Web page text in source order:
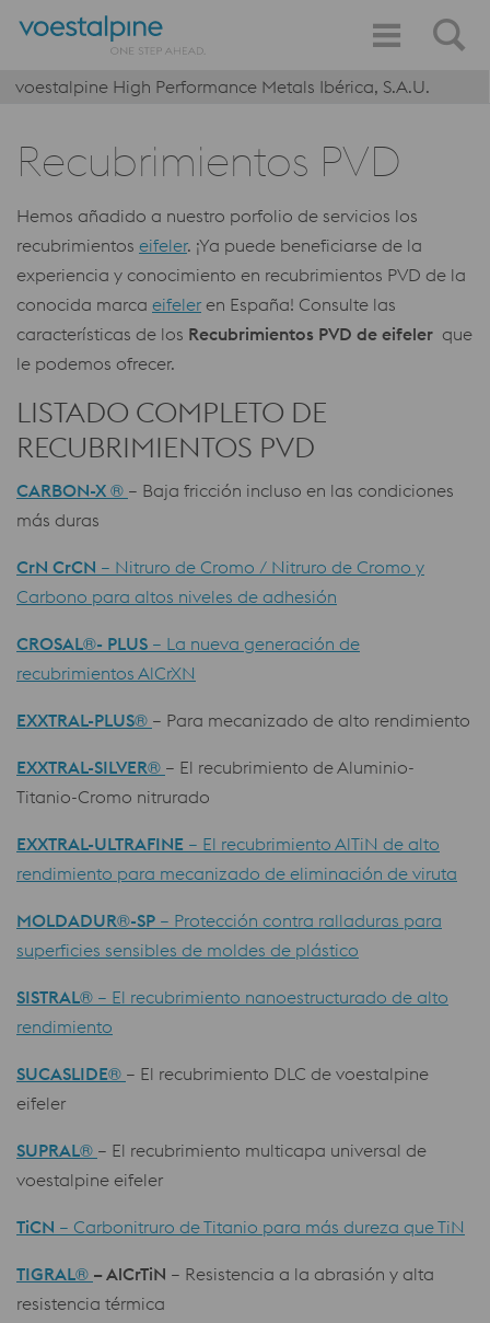
voestalpine High Performance Metals Ibérica, S.A.U.
Recubrimientos PVD
Hemos añadido a nuestro porfolio de servicios los
recubrimientos eifeler. ¡Ya puede beneficiarse de la
experiencia y conocimiento en recubrimientos PVD de la
conocida marca eifeler en España! Consulte las
características de los Recubrimientos PVD de eifeler que
le podemos ofrecer.
LISTADO COMPLETO DE
RECUBRIMIENTOS PVD
CARBON-X ® – Baja fricción incluso en las condiciones
más duras
CrN CrCN – Nitruro de Cromo / Nitruro de Cromo y
Carbono para altos niveles de adhesión
CROSAL®- PLUS – La nueva generación de
recubrimientos AlCrXN
EXXTRAL-PLUS® – Para mecanizado de alto rendimiento
EXXTRAL-SILVER® – El recubrimiento de Aluminio-
Titanio-Cromo nitrurado
EXXTRAL-ULTRAFINE – El recubrimiento AlTiN de alto
rendimiento para mecanizado de eliminación de viruta
MOLDADUR®-SP – Protección contra ralladuras para
superficies sensibles de moldes de plástico
SISTRAL® – El recubrimiento nanoestructurado de alto
rendimiento
SUCASLIDE® – El recubrimiento DLC de voestalpine
eifeler
SUPRAL® – El recubrimiento multicapa universal de
voestalpine eifeler
TiCN – Carbonitruro de Titanio para más dureza que TiN
TIGRAL® – AlCrTiN – Resistencia a la abrasión y alta
resistencia térmica